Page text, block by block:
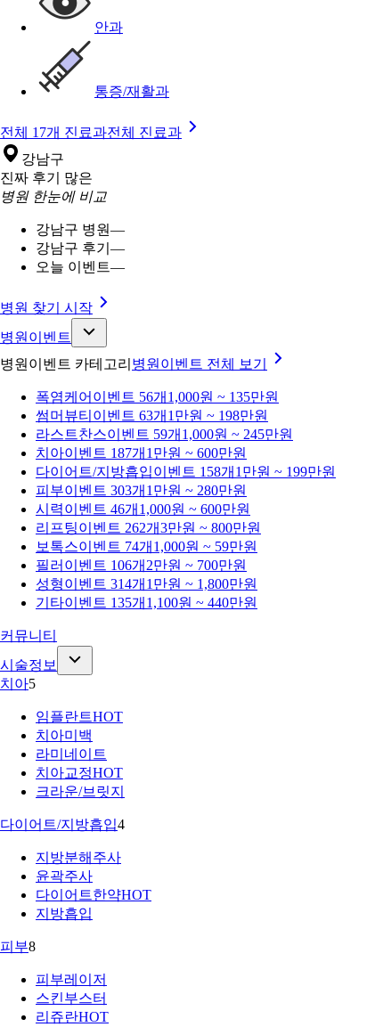
안과
통증/재활과
전체 17개 진료과전체 진료과
강남구
진짜 후기 많은
병원 한눈에 비교
강남구 병원—
강남구 후기 —
오늘 이벤트—
병원 찾기 시작
병원이벤트
병원이벤트 카테고리 병원이벤트 전체 보기
폭염케어 이벤트 56개 1,000원 ~ 135만원
썸머뷰티 이벤트 63개 1만원 ~ 198만원
라스트찬스이벤트 59개 1,000원 ~ 245만원
치아이벤트 187개 1만원 ~ 600만원
다이어트/지방흡입이벤트 158개 1만원 ~ 199만원
피부이벤트 303개 1만원 ~ 280만원
시력이벤트 46개 1,000원 ~ 600만원
리프팅이벤트 262개3만원 ~ 800만원
보톡스이벤트 74개 1,000원 ~ 59만원
필러 이벤트 106개 2만원 ~ 700만원
성형이벤트 314개 1만원 ~ 1,800만원
기타이벤트 135개 1,100원 ~ 440만원
커뮤니티
시술정보
치아5
임플란트HOT
치아미백
라미네이트
치아교정HOT
크라운/브릿지
다이어트/지방흡입4
지방분해주사
윤곽주사
다이어트한약HOT
지방흡입
피부8
피부레이저
스킨부스터
리쥬란HOT